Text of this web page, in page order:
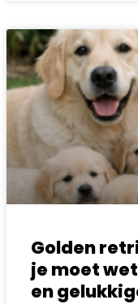
Golden
je moet
en